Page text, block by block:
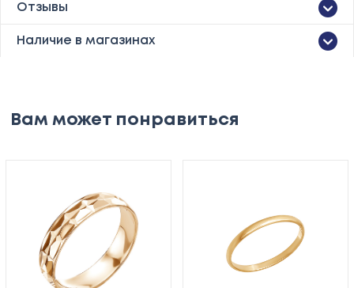
Отзывы
Наличие в магазинах
Вам может понравиться